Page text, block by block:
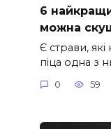
6
можна
Є страви, які
піца одна з
0 59